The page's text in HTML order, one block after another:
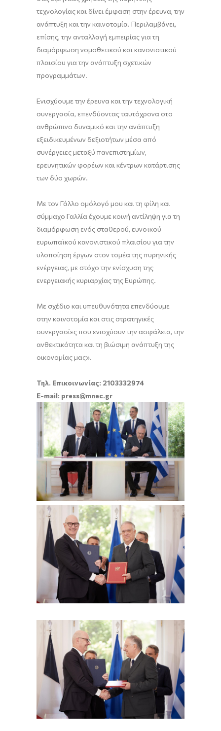
τεχνολογίας και δίνει έμφαση στην έρευνα, την
ανάπτυξη και την καινοτομία. Περιλαμβάνει,
επίσης, την ανταλλαγή εμπειρίας για τη
διαμόρφωση νομοθετικού και κανονιστικού
πλαισίου για την ανάπτυξη σχετικών
προγραμμάτων.
Ενισχύουμε την έρευνα και την τεχνολογική
συνεργασία, επενδύοντας ταυτόχρονα στο
ανθρώπινο δυναμικό και την ανάπτυξη
εξειδικευμένων δεξιοτήτων μέσα από
συνέργειες μεταξύ πανεπιστημίων,
ερευνητικών φορέων και κέντρων κατάρτισης
των δύο χωρών.
Με τον Γάλλο ομόλογό μου και τη φίλη και
σύμμαχο Γαλλία έχουμε κοινή αντίληψη για τη
διαμόρφωση ενός σταθερού, ευνοϊκού
ευρωπαϊκού κανονιστικού πλαισίου για την
υλοποίηση έργων στον τομέα της πυρηνικής
ενέργειας, με στόχο την ενίσχυση της
ενεργειακής κυριαρχίας της Ευρώπης.
Με σχέδιο και υπευθυνότητα επενδύουμε
στην καινοτομία και στις στρατηγικές
συνεργασίες που ενισχύουν την ασφάλεια, την
ανθεκτικότητα και τη βιώσιμη ανάπτυξη της
οικονομίας μας».
Τηλ. Επικοινωνίας: 2103332974
E-mail: press@mnec.gr